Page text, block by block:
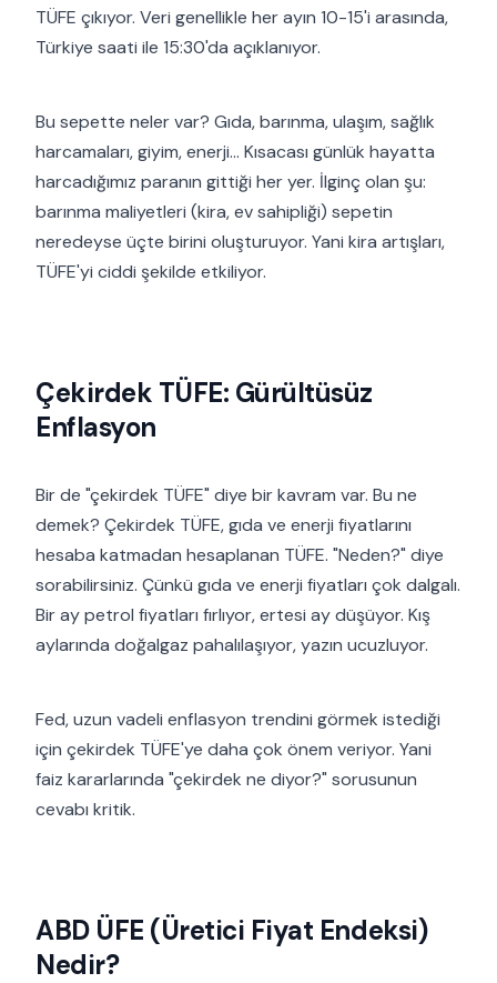
TÜFE çıkıyor. Veri genellikle her ayın 10-15'i arasında,
Türkiye saati ile 15:30'da açıklanıyor.
Bu sepette neler var? Gıda, barınma, ulaşım, sağlık
harcamaları, giyim, enerji... Kısacası günlük hayatta
harcadığımız paranın gittiği her yer. İlginç olan şu:
barınma maliyetleri (kira, ev sahipliği) sepetin
neredeyse üçte birini oluşturuyor. Yani kira artışları,
TÜFE'yi ciddi şekilde etkiliyor.
Çekirdek TÜFE: Gürültüsüz
Enflasyon
Bir de "çekirdek TÜFE" diye bir kavram var. Bu ne
demek? Çekirdek TÜFE, gıda ve enerji fiyatlarını
hesaba katmadan hesaplanan TÜFE. "Neden?" diye
sorabilirsiniz. Çünkü gıda ve enerji fiyatları çok dalgalı.
Bir ay petrol fiyatları fırlıyor, ertesi ay düşüyor. Kış
aylarında doğalgaz pahalılaşıyor, yazın ucuzluyor.
Fed, uzun vadeli enflasyon trendini görmek istediği
için çekirdek TÜFE'ye daha çok önem veriyor. Yani
faiz kararlarında "çekirdek ne diyor?" sorusunun
cevabı kritik.
ABD ÜFE (Üretici Fiyat Endeksi)
Nedir?